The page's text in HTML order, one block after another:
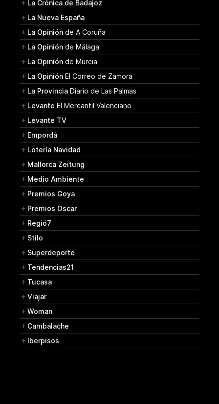
La Crónica de Badajoz
La Nueva España
La Opinión de A Coruña
La Opinión de Málaga
La Opinión de Murcia
La Opinión El Correo de Zamora
La Provincia Diario de Las Palmas
Levante El Mercantil Valenciano
Levante TV
Empordà
Lotería Navidad
Mallorca Zeitung
Medio Ambiente
Premios Goya
Premios Oscar
Regió7
Stilo
Superdeporte
Tendencias21
Tucasa
Viajar
Woman
Cambalache
Iberpisos